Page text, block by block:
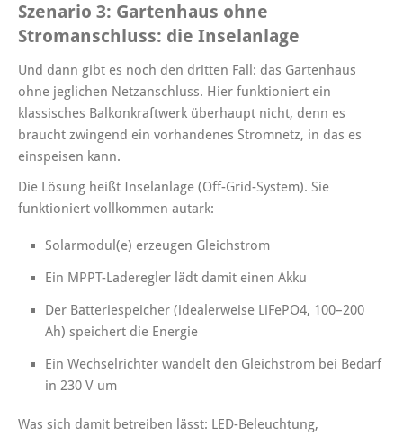
Szenario 3: Gartenhaus ohne
Stromanschluss: die Inselanlage
Und dann gibt es noch den dritten Fall: das Gartenhaus
ohne jeglichen Netzanschluss. Hier funktioniert ein
klassisches Balkonkraftwerk überhaupt nicht, denn es
braucht zwingend ein vorhandenes Stromnetz, in das es
einspeisen kann.
Die Lösung heißt Inselanlage (Off-Grid-System). Sie
funktioniert vollkommen autark:
Solarmodul(e) erzeugen Gleichstrom
Ein MPPT-Laderegler lädt damit einen Akku
Der Batteriespeicher (idealerweise LiFePO4, 100–200
Ah) speichert die Energie
Ein Wechselrichter wandelt den Gleichstrom bei Bedarf
in 230 V um
Was sich damit betreiben lässt: LED-Beleuchtung,